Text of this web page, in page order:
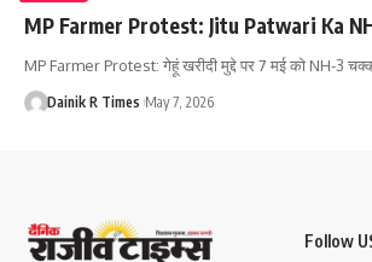
MP Farmer Protest: Jitu Patwari Ka
MP Farmer Protest: गेहूं खरीदी मुद्दे पर 7 मई को NH-3
Dainik R Times May 7, 2026
Follow